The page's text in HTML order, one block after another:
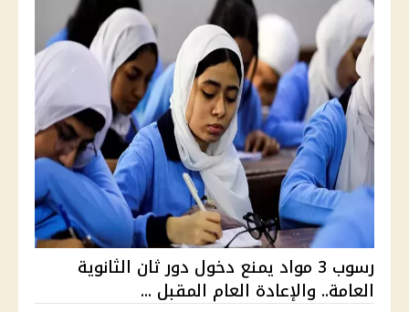
رسوب 3 مواد يمنع دخول دور ثان الثانوية
العامة.. والإعادة العام المقبل ...